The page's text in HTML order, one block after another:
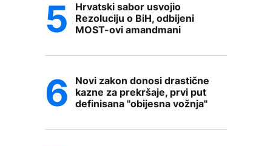
Hrvatski sabor usvojio
Rezoluciju o BiH, odbijeni
MOST-ovi amandmani
Novi zakon donosi drastične
kazne za prekršaje, prvi put
definisana "obijesna vožnja"